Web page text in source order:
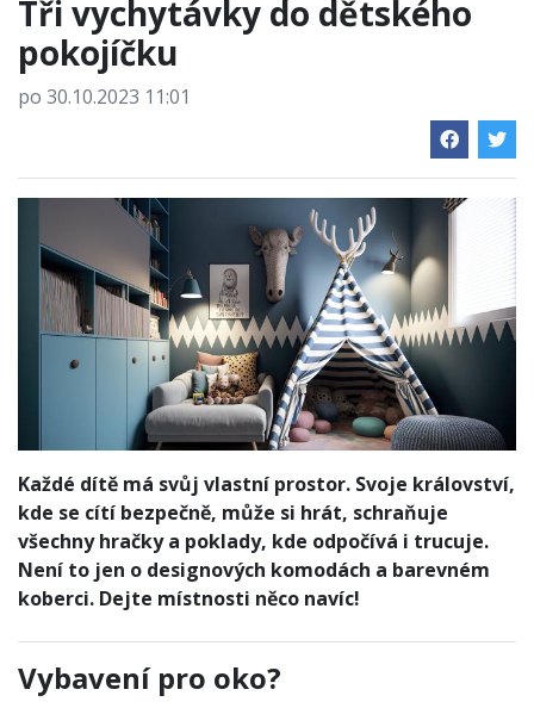
Tři vychytávky do dětského
pokojíčku
po 30.10.2023 11:01
Každé dítě má svůj vlastní prostor. Svoje království,
kde se cítí bezpečně, může si hrát, schraňuje
všechny hračky a poklady, kde odpočívá i trucuje.
Není to jen o designových komodách a barevném
koberci. Dejte místnosti něco navíc!
Vybavení pro oko?